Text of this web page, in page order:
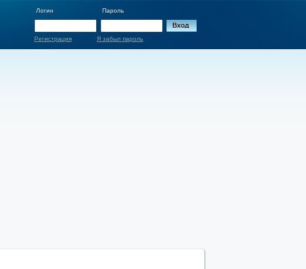
Логин Пароль
Регистрация Я забыл пароль